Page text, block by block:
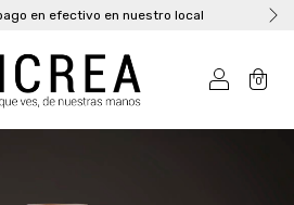
en efectivo en nuestro local
0